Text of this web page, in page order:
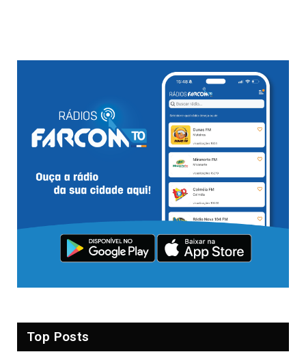
Top Posts